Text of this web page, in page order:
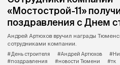
«Мостострой-11»
поздравления с Днем
Андрей Артюхов вручил награды
сотрудниками компании.
#День строителя
#Андрей Артюхов
#поздравления
#новости Тюмени #тк